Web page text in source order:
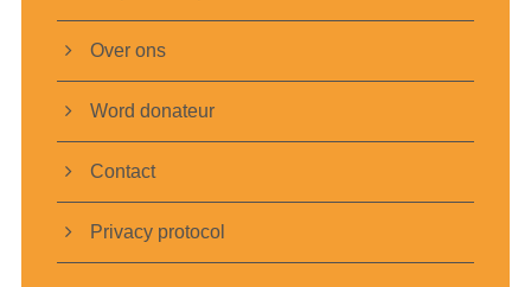
Over ons
Word donateur
Contact
Privacy protocol